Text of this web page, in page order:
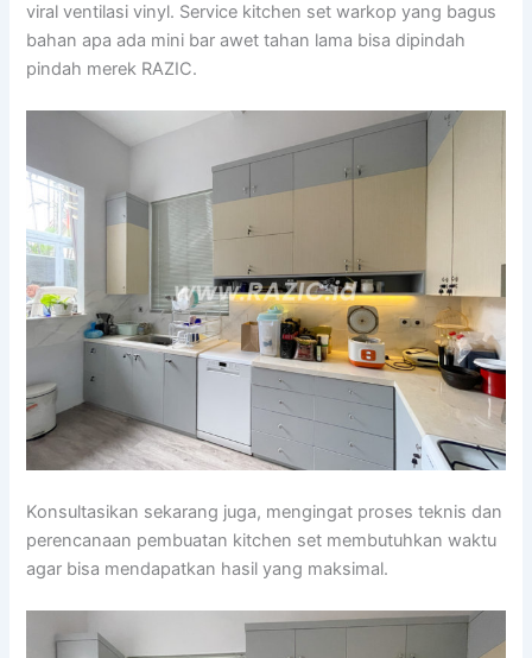
viral ventilasi vinyl. Service kitchen set warkop yang bagus
bahan apa ada mini bar awet tahan lama bisa dipindah
pindah merek RAZIC.
Konsultasikan sekarang juga, mengingat proses teknis dan
perencanaan pembuatan kitchen set membutuhkan waktu
agar bisa mendapatkan hasil yang maksimal.